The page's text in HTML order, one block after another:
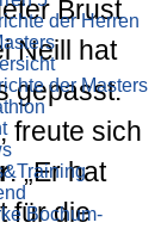
der Herren
der Masters
Bochum-
Brust
Neill hat
gepasst.
freute sich
. „Er hat
für die